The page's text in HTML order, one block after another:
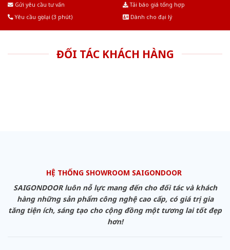
Gửi yêu cầu tư vấn
Tải báo giá tổng hợp
Yêu cầu gọi lại (3 phút)
Dành cho đại lý
ĐỐI TÁC KHÁCH HÀNG
HỆ THỐNG SHOWROOM SAIGONDOOR
SAIGONDOOR luôn nỗ lực mang đến cho đối tác và khách
hàng những sản phẩm công nghệ cao cấp, có giá trị gia
tăng tiện ích, sáng tạo cho cộng đồng một tương lai tốt đẹp
hơn!